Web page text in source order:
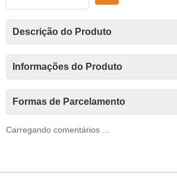
Descrição do Produto
Informações do Produto
Formas de Parcelamento
Carregando comentários ...